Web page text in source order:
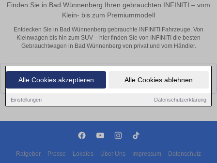
Alle Cookies akzeptieren Alle Cookies ablehnen
Einstellungen Datenschutzerklärung
Finden Sie in Bad Wünnenberg Ihren gebrauchten INFINITI – vom
Klein- bis zum Premiummodell
Entdecken Sie in Bad Wünnenberg gebrauchte INFINITI Fahrzeuge. Von
Kleinwagen bis hin zum SUV – hier finden Sie von INFINITI die besten
Gebrauchtwagen in Bad Wünnenberg von privat und vom Händler.
Leider konnten wir derzeit keine passenden Autos finden. Schauen Sie
bald wieder vorbei!
Ratgeber Presse Lokales Über Uns Impressum Datenschutz